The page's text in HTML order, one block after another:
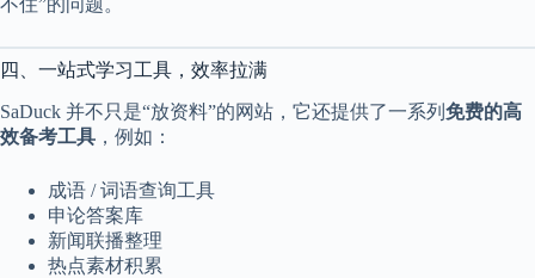
四、一站式学习工具，效率拉满
SaDuck 并不只是“放资料”的网站，它还提供了一系列 免费的高
效备考工具 ，例如：
成语 / 词语查询工具
申论答案库
新闻联播整理
热点素材积累